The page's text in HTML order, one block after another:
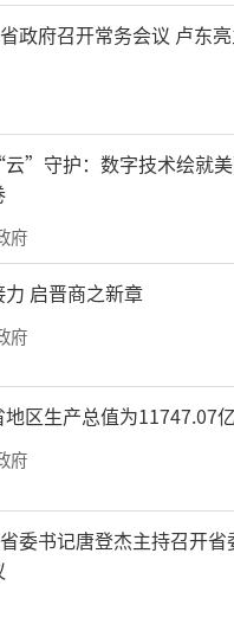
调整为北京西站终
6次调整为大同
（清河）往返大同
清河）往返朔州东
3G2604/1次
，太原南往返上海
1G3132/3/2次调整
城往返北京丰台
发。
面，此次运行图调
局货物班列18列，
列。其中，电煤中长
炭直达列车22列，
保障冬季能源运输
政府召开常务会议 卢东
”守护：数字技术绘就
府
启晋商之新章
府
地区生产总值为11747.07
府
委书记唐登杰主持召开省